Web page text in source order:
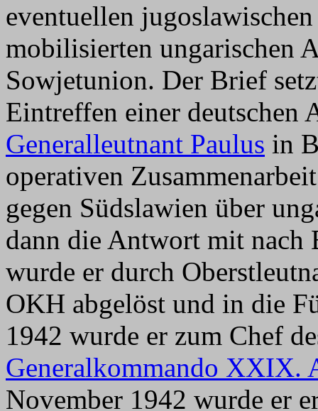
eventuellen
mobilisierten ungarischen
Sowjetunion. Der Brief
Eintreffen einer deutschen
Generalleutnant Paulus in
operativen
gegen Südslawien über
dann die Antwort mit
wurde er durch
OKH abgelöst und in die
1942 wurde er zum Chef
Generalkommando XXIX.
November 1942 wurde er